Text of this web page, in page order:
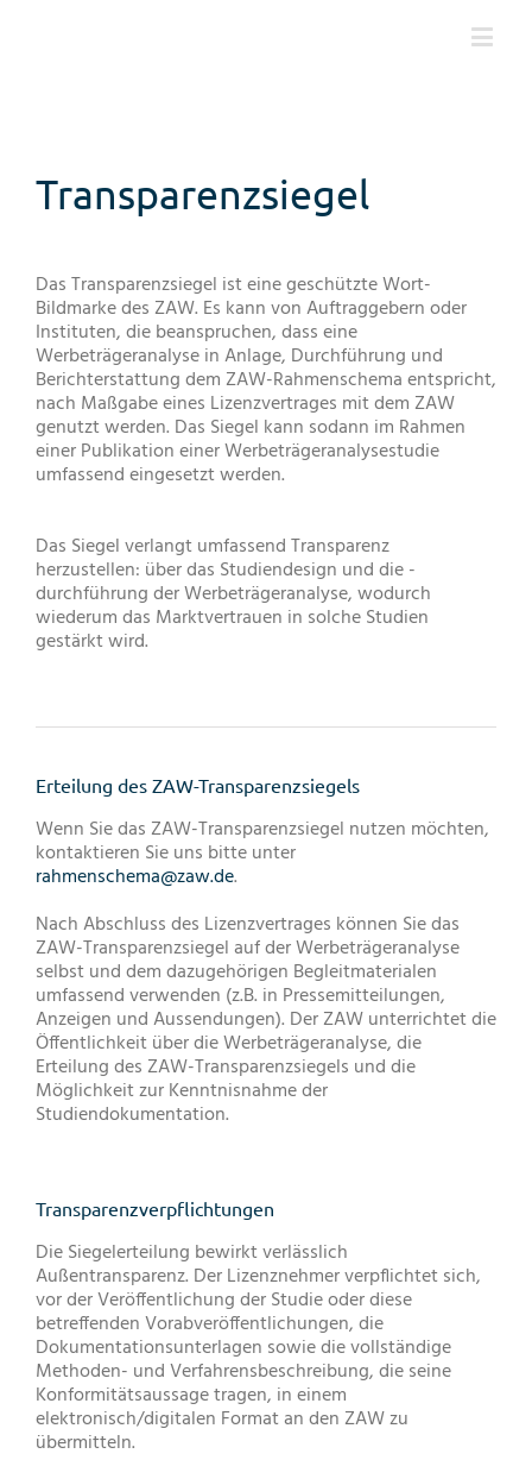
Transparenzsiegel
Das Transparenzsiegel ist eine geschützte Wort-
Bildmarke des ZAW. Es kann von Auftraggebern oder
Instituten, die beanspruchen, dass eine
Werbeträgeranalyse in Anlage, Durchführung und
Berichterstattung dem ZAW-Rahmenschema entspricht,
nach Maßgabe eines Lizenzvertrages mit dem ZAW
genutzt werden. Das Siegel kann sodann im Rahmen
einer Publikation einer Werbeträgeranalysestudie
umfassend eingesetzt werden.
Das Siegel verlangt umfassend Transparenz
herzustellen: über das Studiendesign und die -
durchführung der Werbeträgeranalyse, wodurch
wiederum das Marktvertrauen in solche Studien
gestärkt wird.
Erteilung des ZAW-Transparenzsiegels
Wenn Sie das ZAW-Transparenzsiegel nutzen möchten,
kontaktieren Sie uns bitte unter
rahmenschema@zaw.de.
Nach Abschluss des Lizenzvertrages können Sie das
ZAW-Transparenzsiegel auf der Werbeträgeranalyse
selbst und dem dazugehörigen Begleitmaterialen
umfassend verwenden (z.B. in Pressemitteilungen,
Anzeigen und Aussendungen). Der ZAW unterrichtet die
Öffentlichkeit über die Werbeträgeranalyse, die
Erteilung des ZAW-Transparenzsiegels und die
Möglichkeit zur Kenntnisnahme der
Studiendokumentation.
Transparenzverpflichtungen
Die Siegelerteilung bewirkt verlässlich
Außentransparenz. Der Lizenznehmer verpflichtet sich,
vor der Veröffentlichung der Studie oder diese
betreffenden Vorabveröffentlichungen, die
Dokumentationsunterlagen sowie die vollständige
Methoden- und Verfahrensbeschreibung, die seine
Konformitätsaussage tragen, in einem
elektronisch/digitalen Format an den ZAW zu
übermitteln.